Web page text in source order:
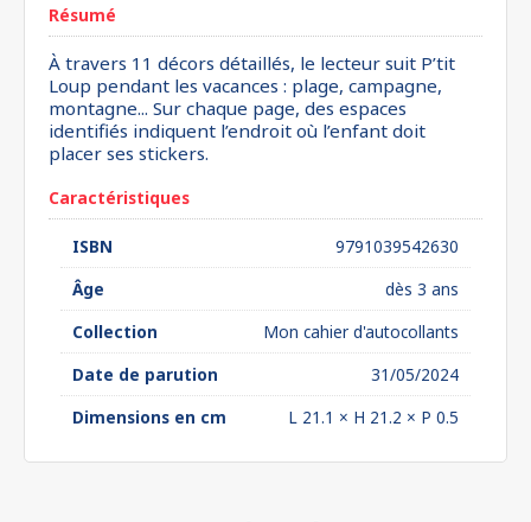
Résumé
À travers 11 décors détaillés, le lecteur suit P’tit
Loup pendant les vacances : plage, campagne,
montagne... Sur chaque page, des espaces
identifiés indiquent l’endroit où l’enfant doit
placer ses stickers.
Caractéristiques
ISBN
9791039542630
Âge
dès 3 ans
Collection
Mon cahier d'autocollants
Date de parution
31/05/2024
Dimensions en cm
L 21.1 × H 21.2 × P 0.5